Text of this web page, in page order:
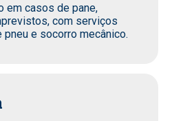
em casos de pane,
com serviços
pneu e socorro mecânico.